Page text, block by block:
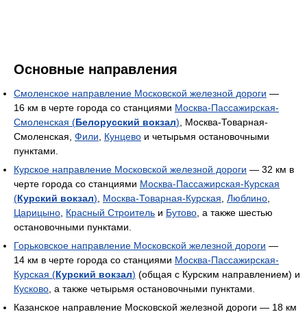
Основные направления
Смоленское направление Московской железной дороги —
16 км в черте города со станциями Москва-Пассажирская-
Смоленская (Белорусский вокзал), Москва-Товарная-
Смоленская, Фили, Кунцево и четырьмя остановочными
пунктами.
Курское направление Московской железной дороги — 32 км в
черте города со станциями Москва-Пассажирская-Курская
(Курский вокзал), Москва-Товарная-Курская, Люблино,
Царицыно, Красный Строитель и Бутово, а также шестью
остановочными пунктами.
Горьковское направление Московской железной дороги —
14 км в черте города со станциями Москва-Пассажирская-
Курская (Курский вокзал) (общая с Курским направлением) и
Кусково, а также четырьмя остановочными пунктами.
Казанское направление Московской железной дороги — 18 км